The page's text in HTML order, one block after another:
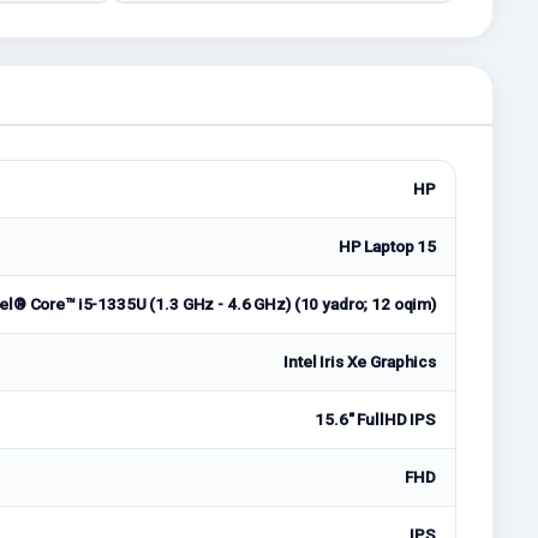
HP
HP Laptop 15
Core™ i5-1335U (1.3 GHz - 4.6 GHz) (10 yadro; 12 oqim)
Intel Iris Xe Graphics
15.6" FullHD IPS
FHD